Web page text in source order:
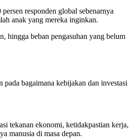
responden global sebenarnya
anak yang mereka inginkan.
hingga beban pengasuhan yang belum
bagaimana kebijakan dan investasi
tekanan ekonomi, ketidakpastian kerja,
manusia di masa depan.